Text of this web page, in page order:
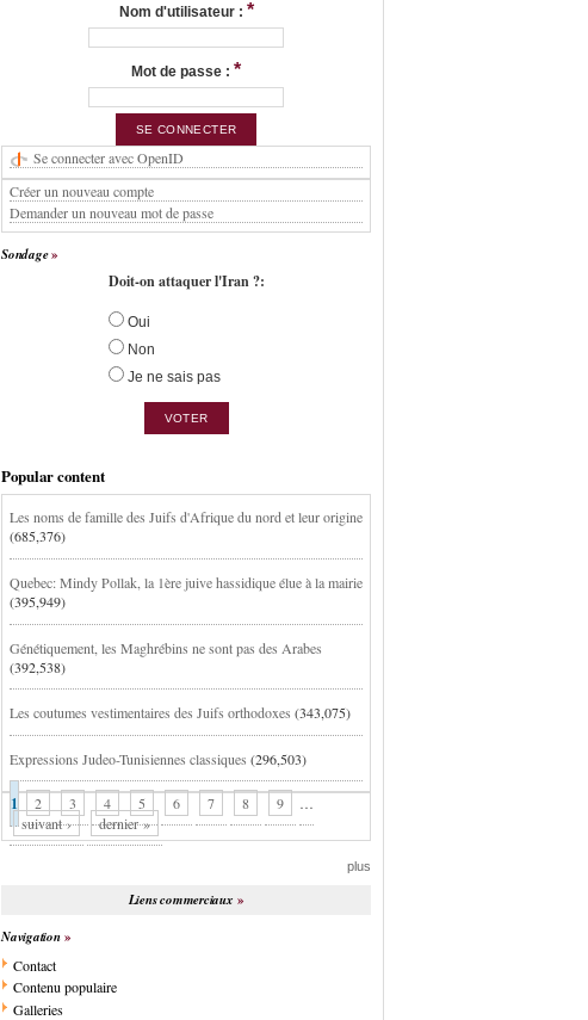
Nom d'utilisateur : *
Mot de passe : *
Se connecter avec OpenID
Créer un nouveau compte
Demander un nouveau mot de passe
Sondage
Doit-on attaquer l'Iran ?:
Oui
Non
Je ne sais pas
Popular content
Les noms de famille des Juifs d'Afrique du nord et leur origine
(685,376)
Quebec: Mindy Pollak, la 1ère juive hassidique élue à la mairie
(395,949)
Génétiquement, les Maghrébins ne sont pas des Arabes
(392,538)
Les coutumes vestimentaires des Juifs orthodoxes (343,075)
Expressions Judeo-Tunisiennes classiques (296,503)
1 2 3 4 5 6 7 8 9
…
suivant ›
dernier »
plus
Liens commerciaux
Navigation
Contact
Contenu populaire
Galleries